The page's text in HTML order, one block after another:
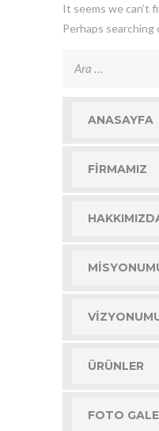
It seems we can’t
Perhaps searching
ANASAYFA
FIRMAMIZ
ÜRÜNLER
FOTO